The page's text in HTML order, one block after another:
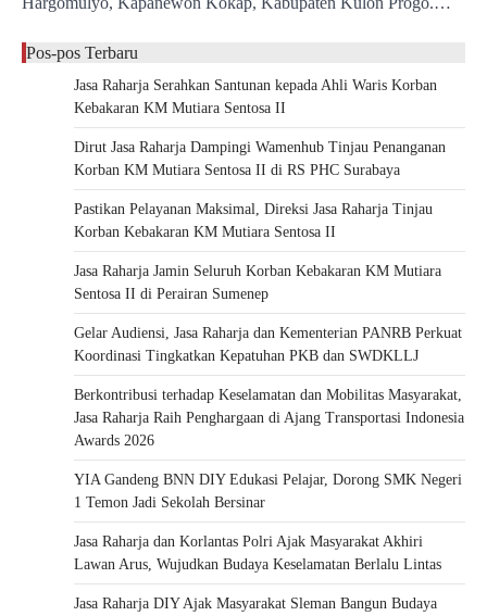
Pos-pos Terbaru
Jasa Raharja Serahkan Santunan kepada Ahli Waris Korban
Kebakaran KM Mutiara Sentosa II
Dirut Jasa Raharja Dampingi Wamenhub Tinjau Penanganan
Korban KM Mutiara Sentosa II di RS PHC Surabaya
Pastikan Pelayanan Maksimal, Direksi Jasa Raharja Tinjau
Korban Kebakaran KM Mutiara Sentosa II
Jasa Raharja Jamin Seluruh Korban Kebakaran KM Mutiara
Sentosa II di Perairan Sumenep
Gelar Audiensi, Jasa Raharja dan Kementerian PANRB Perkuat
Koordinasi Tingkatkan Kepatuhan PKB dan SWDKLLJ
Berkontribusi terhadap Keselamatan dan Mobilitas Masyarakat,
Jasa Raharja Raih Penghargaan di Ajang Transportasi Indonesia
Awards 2026
YIA Gandeng BNN DIY Edukasi Pelajar, Dorong SMK Negeri
1 Temon Jadi Sekolah Bersinar
Jasa Raharja dan Korlantas Polri Ajak Masyarakat Akhiri
Lawan Arus, Wujudkan Budaya Keselamatan Berlalu Lintas
Jasa Raharja DIY Ajak Masyarakat Sleman Bangun Budaya